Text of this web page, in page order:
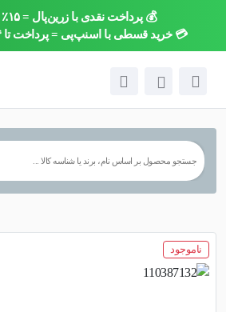
💰 پرداخت نقدی با زرین‌پال = ۱۵٪ تخفیف فوری
💳 خرید قسطی با اسنپ‌پی = پرداخت تا ۴ قسط بدون کارمزد×
ناموجود